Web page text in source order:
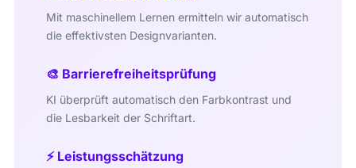
Mit maschinellem Lernen ermitteln wir automatisch
die effektivsten Designvarianten.
🎨 Barrierefreiheitsprüfung
KI überprüft automatisch den Farbkontrast und
die Lesbarkeit der Schriftart.
⚡ Leistungsschätzung